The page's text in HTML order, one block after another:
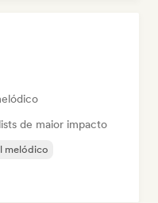
de maior impacto
melódico